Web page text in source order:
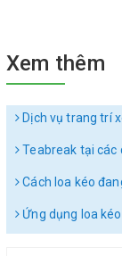
Xem thêm
Dịch vụ trang trí
Teabreak tại các
Cách loa kéo
Ứng dụng loa